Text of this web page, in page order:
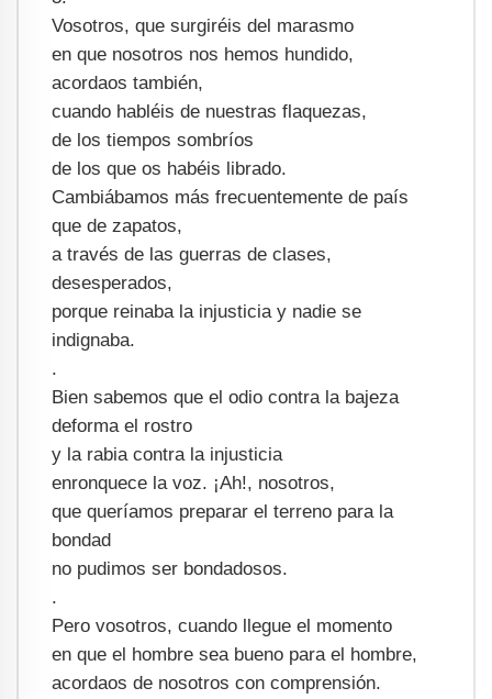
Vosotros, que surgiréis del marasmo
en que nosotros nos hemos hundido,
acordaos también,
cuando habléis de nuestras flaquezas,
de los tiempos sombríos
de los que os habéis librado.
Cambiábamos más frecuentemente de país
que de zapatos,
a través de las guerras de clases,
desesperados,
porque reinaba la injusticia y nadie se
indignaba.
.
Bien sabemos que el odio contra la bajeza
deforma el rostro
y la rabia contra la injusticia
enronquece la voz. ¡Ah!, nosotros,
que queríamos preparar el terreno para la
bondad
no pudimos ser bondadosos.
.
Pero vosotros, cuando llegue el momento
en que el hombre sea bueno para el hombre,
acordaos de nosotros con comprensión.